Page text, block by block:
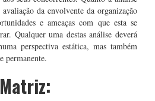
da envolvente da organização
e ameaças com que esta se
Qualquer uma destas análise deverá
perspectiva estática, mas também
permanente.